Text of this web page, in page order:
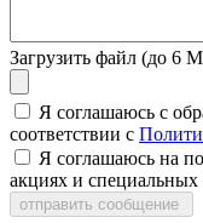
Загрузить файл (до 6
Я соглашаюсь с
соответствии с
Я соглашаюсь на
акциях и
отправить сообщение